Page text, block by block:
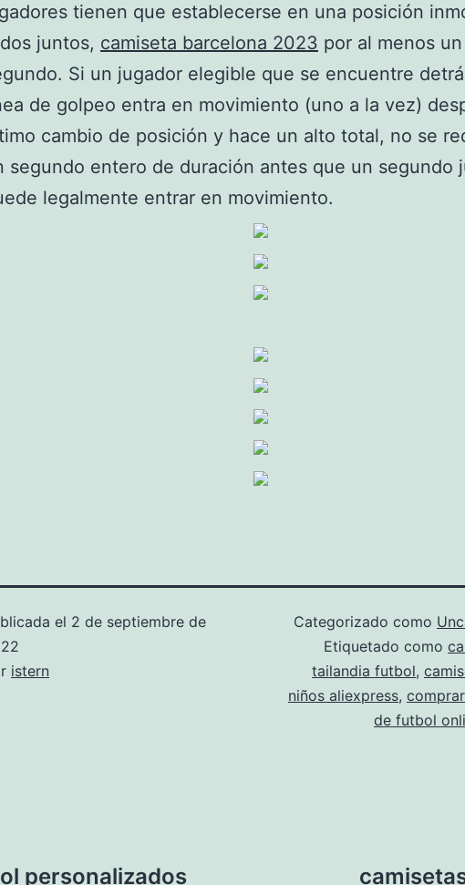
tienen que establecerse en una posición
juntos, camiseta barcelona 2023 por al menos un
Si un jugador elegible que se encuentre
de golpeo entra en movimiento (uno a la vez)
cambio de posición y hace un alto total, no se
segundo entero de duración antes que un segundo
legalmente entrar en movimiento.
el 2 de septiembre de
istern
Categorizado como
Etiquetado como
tailandia futbol,
niños aliexpress,
de futbol
personalizados